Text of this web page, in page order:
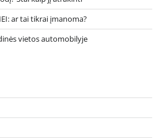
ar tai tikrai įmanoma?
vietos automobilyje